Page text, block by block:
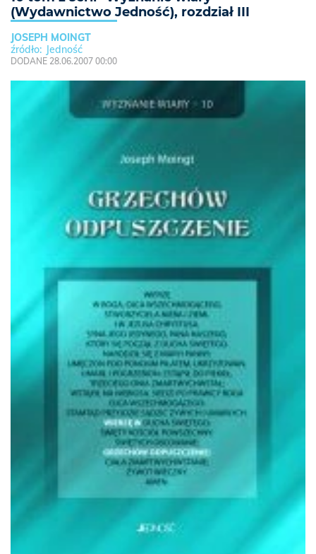
(Wydawnictwo Jedność), rozdział III
JOSEPH MOINGT
Jedność
DODANE 28.06.2007 00:00